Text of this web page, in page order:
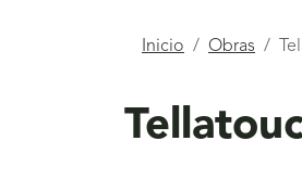
Está
Inicio Obras